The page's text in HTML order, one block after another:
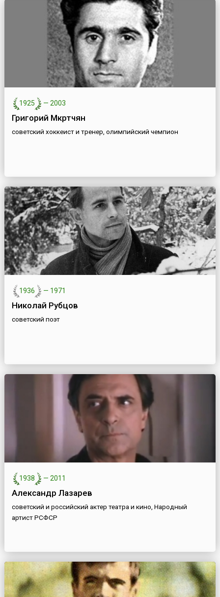
1925 — 2003
Григорий Мкртчян
советский хоккеист и тренер, олимпийский чемпион
1936 — 1971
Николай Рубцов
советский поэт
1938 — 2011
Александр Лазарев
советский и российский актер театра и кино, Народный
артист РСФСР